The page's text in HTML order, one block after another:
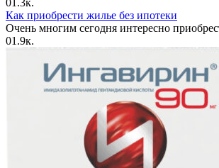
01.3к.
Как приобрести жилье без ипотеки
Очень многим сегодня интересно
01.9к.